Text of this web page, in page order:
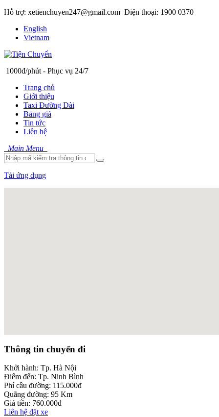
Hỗ trợ: xetienchuyen247@gmail.com Điện thoại: 1900 0370
English
Vietnam
1000đ/phút - Phục vụ 24/7
Trang chủ
Giới thiệu
Taxi Đường Dài
Bảng giá
Tin tức
Liên hệ
Main Menu
Tải ứng dụng
add link to a web directory
Thông tin chuyến đi
Khởi hành: Tp. Hà Nội
Điểm đến: Tp. Ninh Bình
Phí cầu đường: 115.000đ
Quãng đường: 95 Km
Giá tiền: 760.000đ
Liên hệ đặt xe